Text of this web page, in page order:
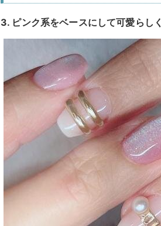
3. ピンク系をベースにして可愛らしく